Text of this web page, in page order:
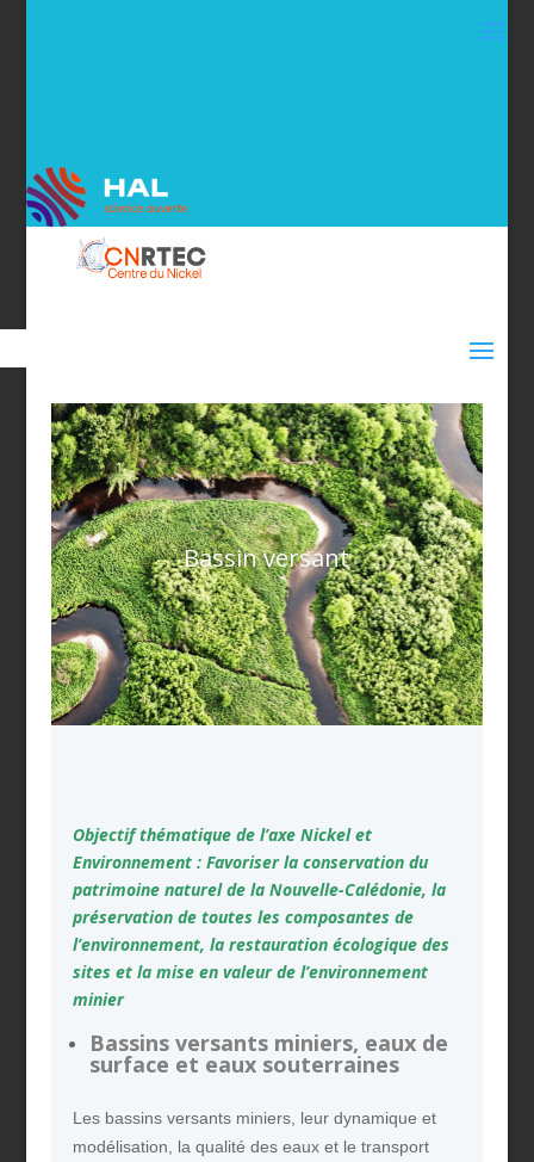
Bassin versant
Objectif thématique de l’axe Nickel et
Environnement : Favoriser la conservation du
patrimoine naturel de la Nouvelle-Calédonie, la
préservation de toutes les composantes de
l’environnement, la restauration écologique des
sites et la mise en valeur de l’environnement
minier
Bassins versants miniers, eaux de
surface et eaux souterraines
Les bassins versants miniers, leur dynamique et
modélisation, la qualité des eaux et le transport